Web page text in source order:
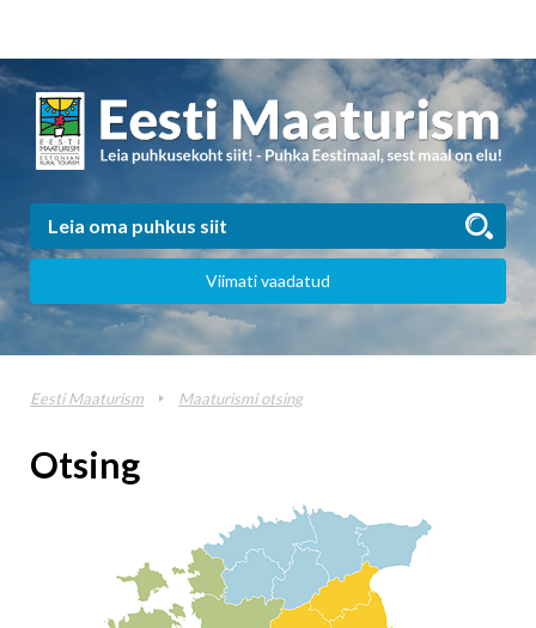
Viimati vaadatud
Eesti Maaturism Maaturismi otsing
Otsing